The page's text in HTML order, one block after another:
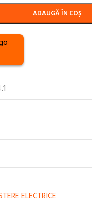
ADAUGĂ ÎN COȘ
ELECTRICE